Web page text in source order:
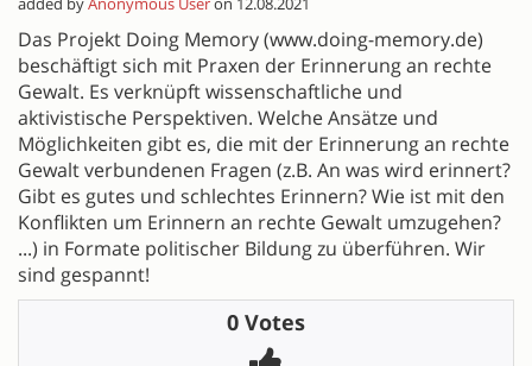
Das Projekt Doing Memory (www.doing-memory.de)
beschäftigt sich mit Praxen der Erinnerung an rechte
Gewalt. Es verknüpft wissenschaftliche und
aktivistische Perspektiven. Welche Ansätze und
Möglichkeiten gibt es, die mit der Erinnerung an rechte
Gewalt verbundenen Fragen (z.B. An was wird erinnert?
Gibt es gutes und schlechtes Erinnern? Wie ist mit den
Konflikten um Erinnern an rechte Gewalt umzugehen?
...) in Formate politischer Bildung zu überführen. Wir
sind gespannt!
0 Votes